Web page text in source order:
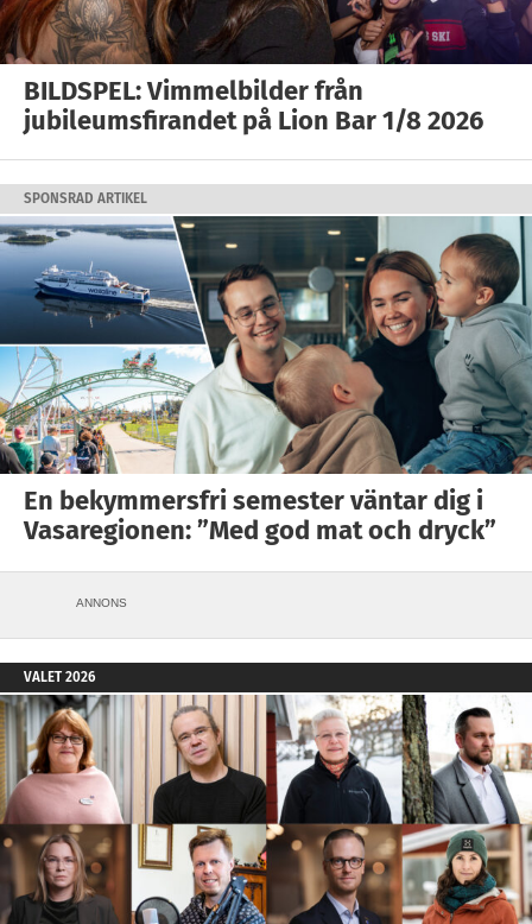
BILDSPEL: Vimmelbilder från
jubileumsfirandet på Lion Bar 1/8 2026
SPONSRAD ARTIKEL
En bekymmersfri semester väntar dig i
Vasaregionen: ”Med god mat och dryck”
ANNONS
VALET 2026